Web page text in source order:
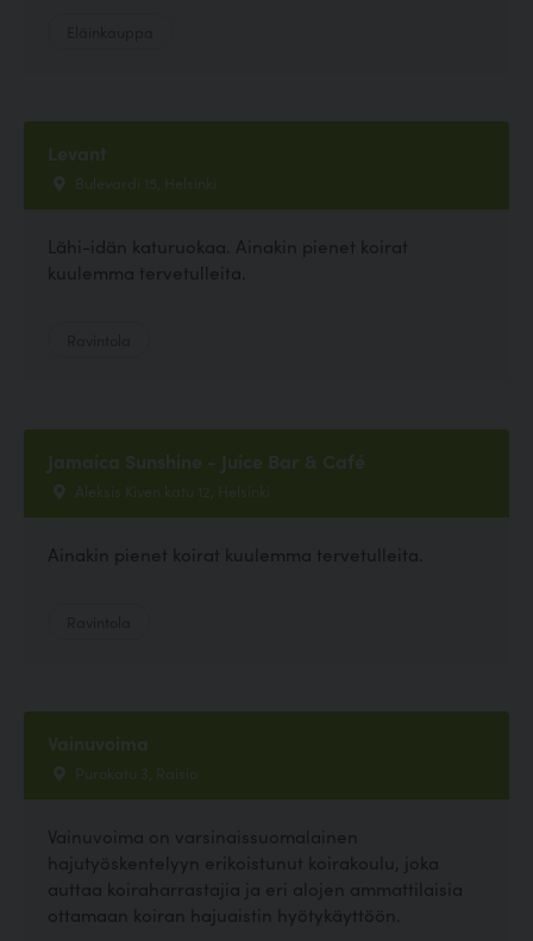
Levant
Bulevardi 15, Helsinki
Lähi-idän katuruokaa. Ainakin pienet koirat
kuulemma tervetulleita.
Jamaica Sunshine - Juice Bar & Café
Aleksis Kiven katu 12, Helsinki
Ainakin pienet koirat kuulemma tervetulleita.
Vainuvoima
Purokatu 3, Raisio
Vainuvoima on varsinaissuomalainen
hajutyöskentelyyn erikoistunut koirakoulu, joka
auttaa koiraharrastajia ja eri alojen ammattilaisia
ottamaan koiran hajuaistin hyötykäyttöön.